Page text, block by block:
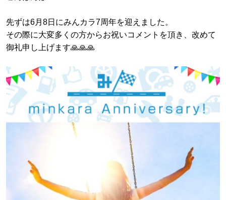
先ずは6月8日にみんカラ7周年を迎えました。
その際に大変多くの方からお祝いコメントを頂き、改めて
御礼申し上げます🙏🙏🙏